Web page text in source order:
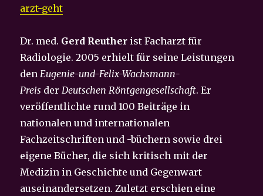
arzt-geht
Dr. med. Gerd Reuther ist Facharzt für
Radiologie. 2005 erhielt für seine Leistungen
denEugenie-und-Felix-Wachsmann-
Preis derDeutschen Röntgengesellschaft. Er
veröffentlichte rund 100 Beiträge in
nationalen und internationalen
Fachzeitschriften und -büchern sowie drei
eigene Bücher, die sich kritisch mit der
Medizin in Geschichte und Gegenwart
auseinandersetzen. Zuletzt erschien eine